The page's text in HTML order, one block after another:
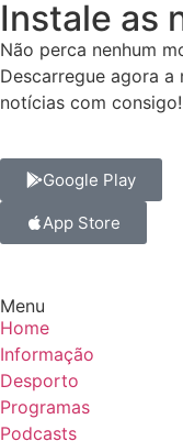
Instale as
Não perca nenhum
Descarregue agora a
notícias com consigo!
Google Play
App Store
Menu
Home
Informação
Desporto
Programas
Podcasts